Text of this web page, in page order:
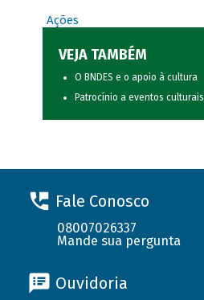
Ações
VEJA TAMBÉM
O BNDES e o apoio à cultura
Patrocínio a eventos culturais
Fale Conosco
08007026337
Mande sua pergunta
Ouvidoria